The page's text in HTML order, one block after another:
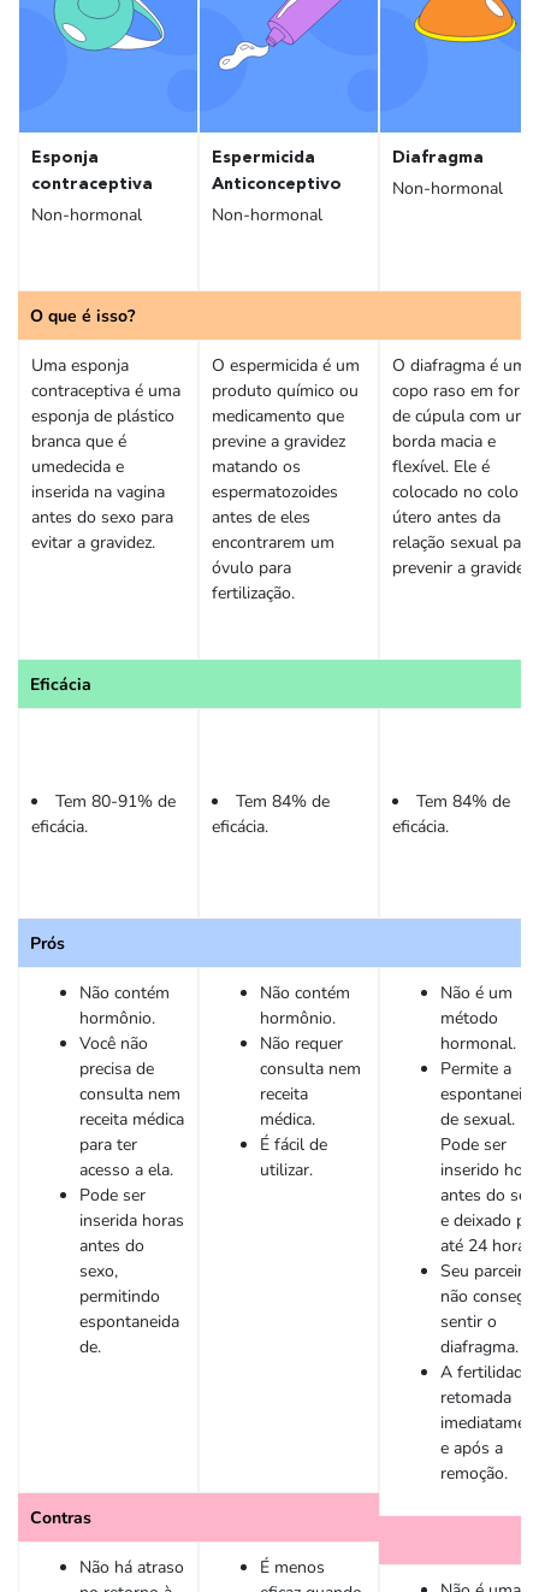
Esponja
contraceptiva
Non-hormonal
O que é isso?
Uma esponja
contraceptiva é uma
esponja de plástico
branca que é
umedecida e
inserida na vagina
antes do sexo para
evitar a gravidez.
Eficácia
Tem 80-91% de
eficácia.
Prós
Não contém
hormônio.
Você não
precisa de
consulta nem
receita médica
para ter
acesso a ela.
Pode ser
inserida horas
antes do
sexo,
permitindo
espontaneida
de.
Contras
Não há atraso
Espermicida
Anticonceptivo
Non-hormonal
O espermicida é um
produto químico ou
medicamento que
previne a gravidez
matando os
espermatozoides
antes de eles
encontrarem um
óvulo para
fertilização.
Tem 84% de
eficácia.
Não contém
hormônio.
Não requer
consulta nem
receita
médica.
É fácil de
utilizar.
É menos
Diafragma
Non-hormonal
O diafragma é um
copo raso em
de cúpula com uma
borda macia e
flexível. Ele é
colocado no colo
útero antes da
relação sexual para
prevenir a gravidez.
Tem 84% de
eficácia.
Não é um
método
hormonal.
Permite a
espontaneida
de sexual.
Pode ser
inserido
antes do
e deixado
até 24 horas.
Seu parceiro
não
sentir o
diafragma.
A fertilidade
retomada
e após a
remoção.